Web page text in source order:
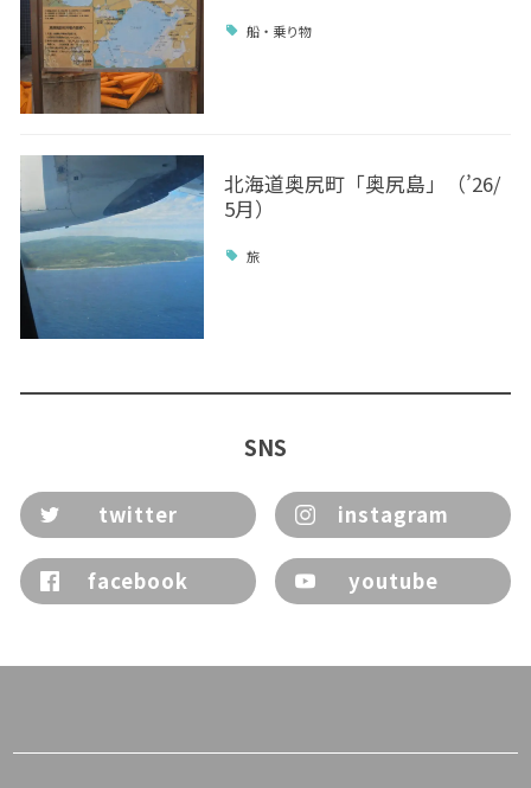
船・乗り物
北海道奥尻町「奥尻島」（’26/
5月）
旅
SNS
twitter instagram
facebook youtube